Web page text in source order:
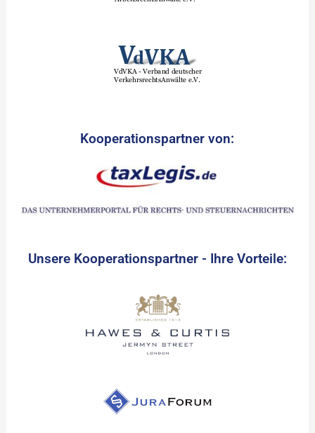
Kooperationspartner von:
Unsere Kooperationspartner - Ihre Vorteile: